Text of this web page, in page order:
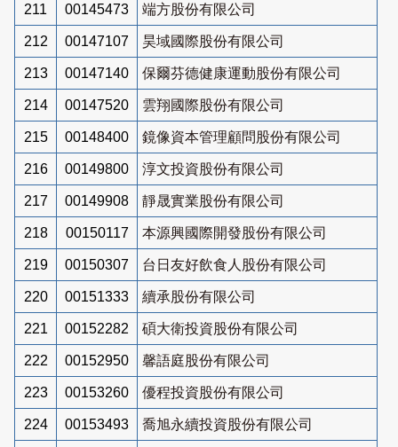
211 00145473 端方股份有限公司
212 00147107 昊域國際股份有限公司
213 00147140 保爾芬德健康運動股份有限公司
214 00147520 雲翔國際股份有限公司
215 00148400 鏡像資本管理顧問股份有限公司
216 00149800 淳文投資股份有限公司
217 00149908 靜晟實業股份有限公司
218 00150117 本源興國際開發股份有限公司
219 00150307 台日友好飲食人股份有限公司
220 00151333 續承股份有限公司
221 00152282 碩大衛投資股份有限公司
222 00152950 馨語庭股份有限公司
223 00153260 優程投資股份有限公司
224 00153493 喬旭永續投資股份有限公司